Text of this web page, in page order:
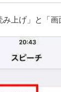
み上げ」と「